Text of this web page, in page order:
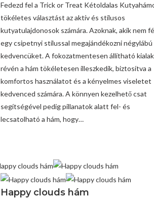
Fedezd fel a Trick or Treat Kétoldalas
tökéletes választást az aktív és stílusos
kutyatulajdonosok számára. Azoknak, akik nem
egy csipetnyi stílussal megajándékozni négylábú
kedvencüket. A fokozatmentesen állítható
révén a hám tökéletesen illeszkedik, biztosítva a
komfortos használatot és a kényelmes viseletet
kedvenced számára. A könnyen kezelhető csat
segítségével pedig pillanatok alatt fel- és
lecsatolható a hám, hogy…
Happy clouds hám